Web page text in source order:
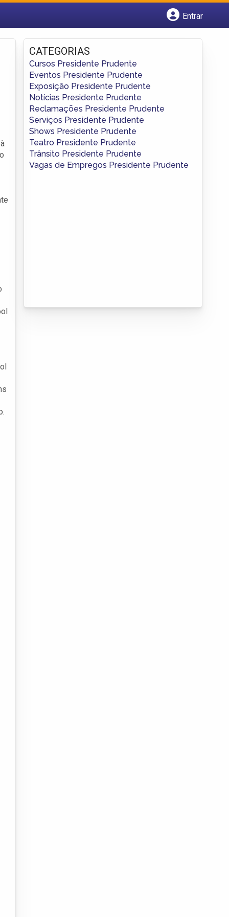
Entrar
Fazer login
Criar conta
CATEGORIAS
Cursos Presidente Prudente
Eventos Presidente Prudente
Exposição Presidente Prudente
Notícias Presidente Prudente
Reclamações Presidente Prudente
Serviços Presidente Prudente
Shows Presidente Prudente
Teatro Presidente Prudente
Trânsito Presidente Prudente
Vagas de Empregos Presidente Prudente